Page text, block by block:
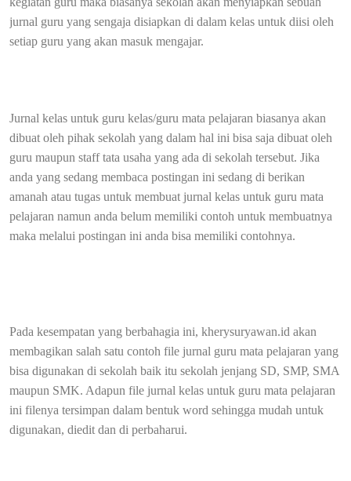
jurnal guru yang sengaja disiapkan di dalam kelas untuk diisi oleh
setiap guru yang akan masuk mengajar.
Jurnal kelas untuk guru kelas/guru mata pelajaran biasanya akan
dibuat oleh pihak sekolah yang dalam hal ini bisa saja dibuat oleh
guru maupun staff tata usaha yang ada di sekolah tersebut. Jika
anda yang sedang membaca postingan ini sedang di berikan
amanah atau tugas untuk membuat jurnal kelas untuk guru mata
pelajaran namun anda belum memiliki contoh untuk membuatnya
maka melalui postingan ini anda bisa memiliki contohnya.
Pada kesempatan yang berbahagia ini, kherysuryawan.id akan
membagikan salah satu contoh file jurnal guru mata pelajaran yang
bisa digunakan di sekolah baik itu sekolah jenjang SD, SMP, SMA
maupun SMK. Adapun file jurnal kelas untuk guru mata pelajaran
ini filenya tersimpan dalam bentuk word sehingga mudah untuk
digunakan, diedit dan di perbaharui.